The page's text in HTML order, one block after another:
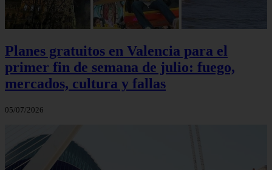
Planes gratuitos en Valencia para el
primer fin de semana de julio: fuego,
mercados, cultura y fallas
05/07/2026